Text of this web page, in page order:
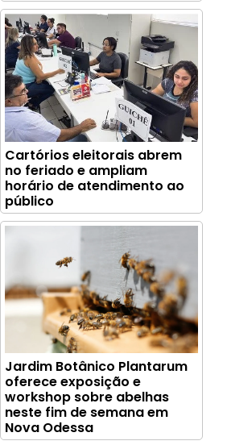
Cartórios eleitorais abrem
no feriado e ampliam
horário de atendimento ao
público
Jardim Botânico Plantarum
oferece exposição e
workshop sobre abelhas
neste fim de semana em
Nova Odessa